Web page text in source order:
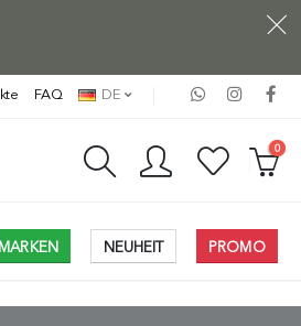
FAQ DE
0
MARKEN NEUHEIT PROMO